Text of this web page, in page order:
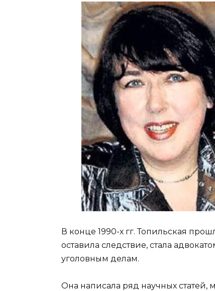
В конце 1990-х гг. Топильская
оставила следствие, стала
уголовным делам.
Она написала ряд научных статей,